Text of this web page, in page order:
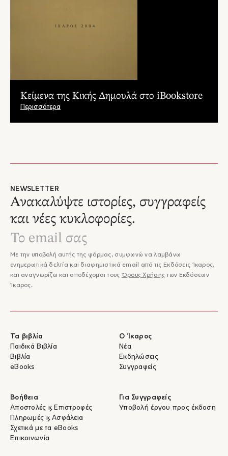
Κείμενα της Κικής Δημουλά στο iBookstore
Περισσότερα
NEWSLETTER
Ανακαλύψτε ιστορίες, συγγραφείς
και νέες κυκλοφορίες.
Με την υποβολή αυτής της φόρμας, συμφωνώ να λαμβάνω
ενημερωτικά δελτία και διαφημιστικά email από τις Εκδόσεις Ίκαρος,
και αναγνωρίζω και αποδέχομαι τους Όρους Χρήσης των Εκδόσεων
Ίκαρος.
Τα βιβλία
Παιδικά Βιβλία
Βιβλία
eBooks
Ο Ίκαρος
Νέα
Εκδηλώσεις
Συγγραφείς
Βοήθεια
Αποστολές & Επιστροφές
Πληρωμές & Ασφάλεια
Σχετικά με τα eBooks
Επικοινωνία
Για Συγγραφείς
Υποβολή έργου προς έκδοση